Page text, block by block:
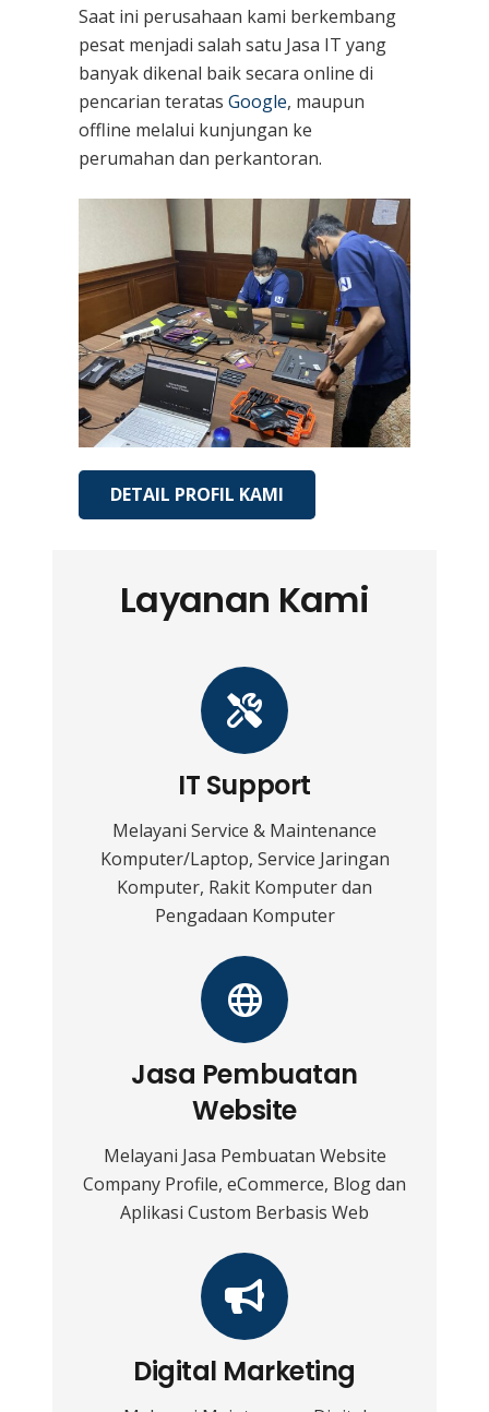
Saat ini perusahaan kami berkembang
pesat menjadi salah satu Jasa IT yang
banyak dikenal baik secara online di
pencarian teratas Google, maupun
offline melalui kunjungan ke
perumahan dan perkantoran.
DETAIL PROFIL KAMI
Layanan Kami
IT Support
Melayani Service & Maintenance
Komputer/Laptop, Service Jaringan
Komputer, Rakit Komputer dan
Pengadaan Komputer
Jasa Pembuatan
Website
Melayani Jasa Pembuatan Website
Company Profile, eCommerce, Blog dan
Aplikasi Custom Berbasis Web
Digital Marketing